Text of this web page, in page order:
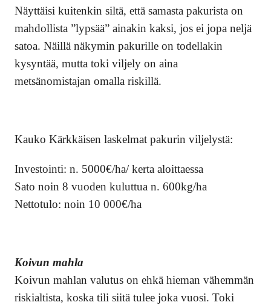
Näyttäisi kuitenkin siltä, että samasta pakurista on
mahdollista ”lypsää” ainakin kaksi, jos ei jopa neljä
satoa. Näillä näkymin pakurille on todellakin
kysyntää, mutta toki viljely on aina
metsänomistajan omalla riskillä.
Kauko Kärkkäisen laskelmat pakurin viljelystä:
Investointi: n. 5000€/ha/ kerta aloittaessa
Sato noin 8 vuoden kuluttua n. 600kg/ha
Nettotulo: noin 10 000€/ha
Koivun mahla
Koivun mahlan valutus on ehkä hieman vähemmän
riskialtista, koska tili siitä tulee joka vuosi. Toki